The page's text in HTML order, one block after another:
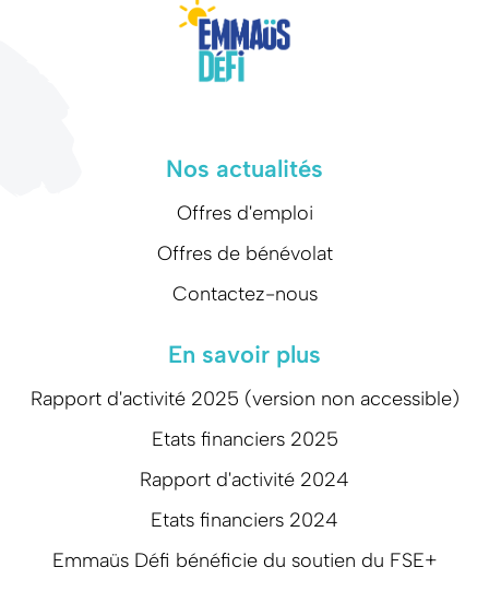
Nos actualités
Offres d'emploi
Offres de bénévolat
Contactez-nous
En savoir plus
Rapport d'activité 2025 (version non accessible)
Etats financiers 2025
Rapport d'activité 2024
Etats financiers 2024
Emmaüs Défi bénéficie du soutien du FSE+